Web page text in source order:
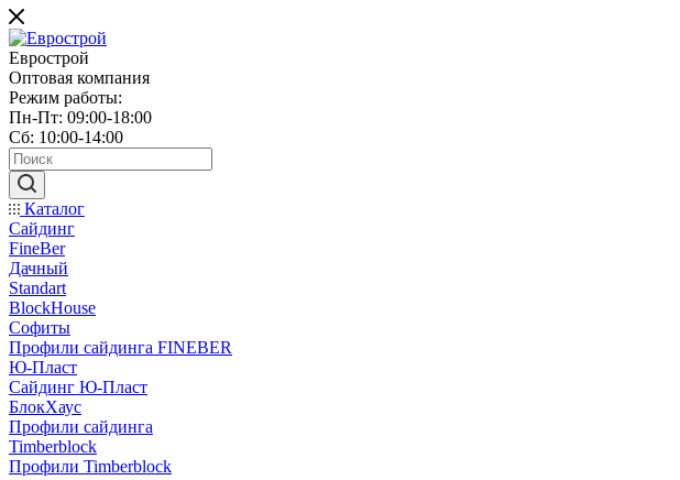
Еврострой
Оптовая компания
Режим работы:
Пн-Пт: 09:00-18:00
Сб: 10:00-14:00
Каталог
Сайдинг
FineBer
Дачный
Standart
BlockHouse
Софиты
Профили сайдинга FINEBER
Ю-Пласт
Сайдинг Ю-Пласт
БлокХаус
Профили сайдинга
Timberblock
Профили Timberblock